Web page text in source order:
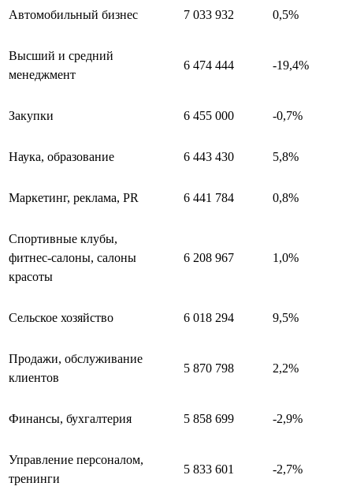
Автомобильный бизнес 7 033 932 0,5%
Высший и средний
менеджмент
6 474 444 -19,4%
Закупки 6 455 000 -0,7%
Наука, образование 6 443 430 5,8%
Маркетинг, реклама, PR 6 441 784 0,8%
Спортивные клубы,
фитнес-салоны, салоны
красоты
6 208 967 1,0%
Сельское хозяйство 6 018 294 9,5%
Продажи, обслуживание
клиентов
5 870 798 2,2%
Финансы, бухгалтерия 5 858 699 -2,9%
Управление персоналом,
тренинги
5 833 601 -2,7%